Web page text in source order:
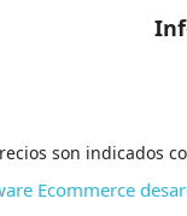
son indicados
Ecommerce